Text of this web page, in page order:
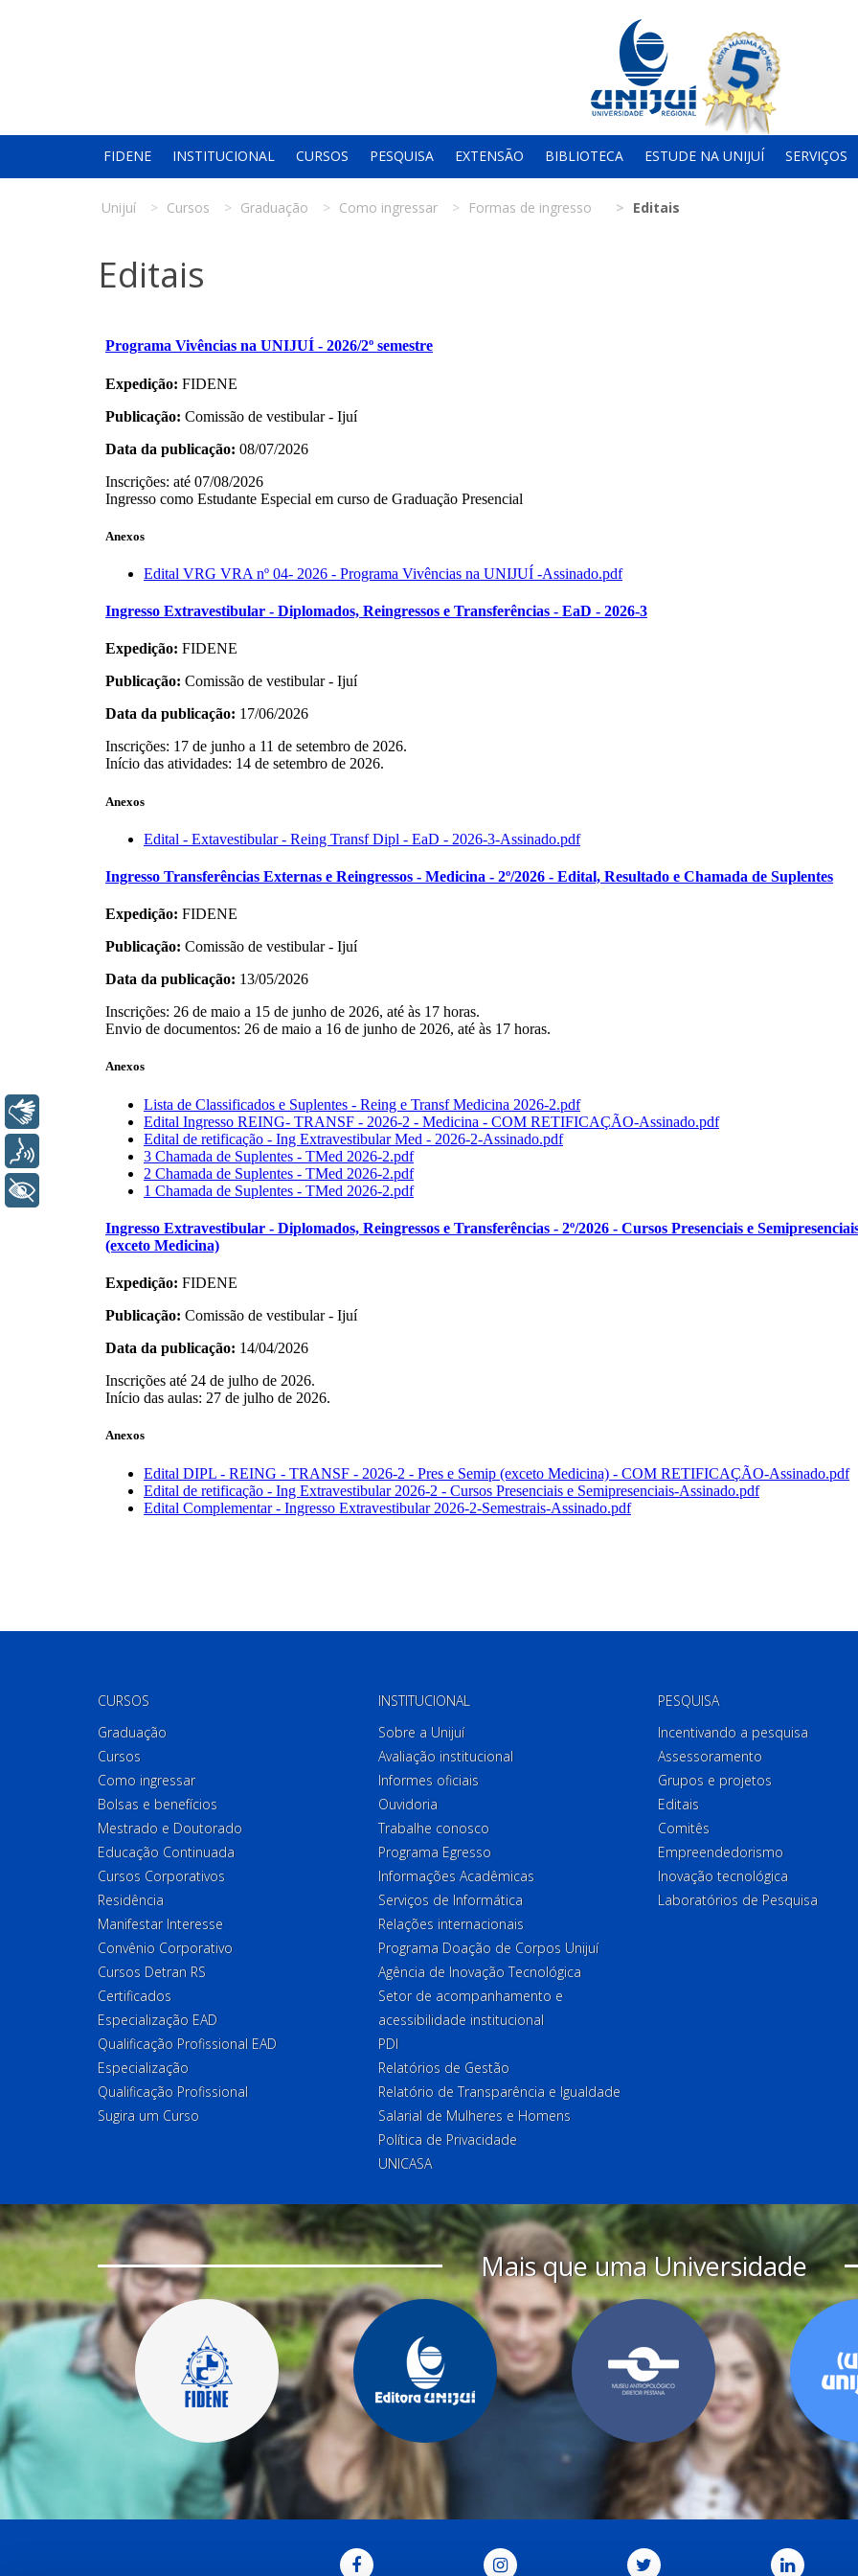
FIDENE INSTITUCIONAL CURSOS PESQUISA EXTENSÃO BIBLIOTECA ESTUDE NA UNIJUÍ SERVIÇOS
Unijuí Cursos Graduação Como ingressar Formas de ingresso Editais
Editais
CURSOS
Graduação
Cursos
Como ingressar
Bolsas e benefícios
Mestrado e Doutorado
Educação Continuada
Cursos Corporativos
Residência
Manifestar Interesse
Convênio Corporativo
Cursos Detran RS
Certificados
Especialização EAD
Qualificação Profissional EAD
Especialização
Qualificação Profissional
Sugira um Curso
INSTITUCIONAL
Sobre a Unijuí
Avaliação institucional
Informes oficiais
Ouvidoria
Trabalhe conosco
Programa Egresso
Informações Acadêmicas
Serviços de Informática
Relações internacionais
Programa Doação de Corpos Unijuí
Agência de Inovação Tecnológica
Setor de acompanhamento e
acessibilidade institucional
PDI
Relatórios de Gestão
Relatório de Transparência e Igualdade
Salarial de Mulheres e Homens
Política de Privacidade
UNICASA
PESQUISA
Incentivando a pesquisa
Assessoramento
Grupos e projetos
Editais
Comitês
Empreendedorismo
Inovação tecnológica
Laboratórios de Pesquisa
Mais que uma Universidade
+ Acessibilidade